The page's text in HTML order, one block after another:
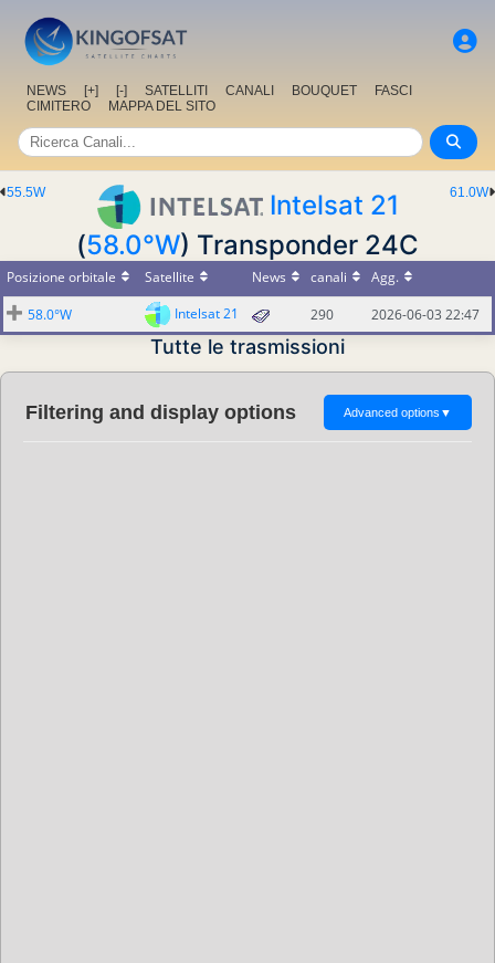
NEWS [+] [-] SATELLITI CANALI BOUQUET
FASCI
CIMITERO
MAPPA DEL SITO
61.0W
55.5W
Intelsat 21
(58.0°W) Transponder 24C
Posizione orbitale Satellite News canali
Agg.
58.0°W
Intelsat 21 290 2026-06-03 22:47
Tutte le trasmissioni
Filtering and display options Advanced options ▼